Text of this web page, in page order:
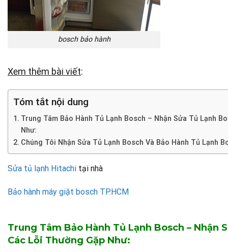
bosch bảo hành
Xem thêm bài viết:
Tóm tắt nội dung
Trung Tâm Bảo Hành Tủ Lạnh Bosch – Nhận Sửa Tủ Lạnh
Như:
Chúng Tôi Nhận Sửa Tủ Lạnh Bosch Và Bảo Hành Tủ Lạnh
Sửa tủ lạnh Hitachi tại nhà
Bảo hành máy giặt bosch TP.HCM
Trung Tâm Bảo Hành Tủ Lạnh Bosch – Nhận
Các Lỗi Thường Gặp Như: